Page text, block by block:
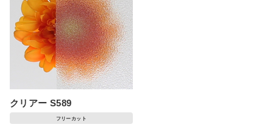
クリアー S589
フリーカット